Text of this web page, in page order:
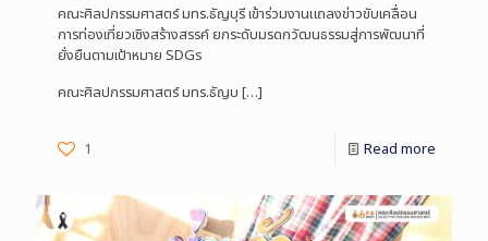
คณะศิลปกรรมศาสตร์ มทร.ธัญบุรี เข้าร่วมงานแถลงข่าวขับเคลื่อน
การท่องเที่ยวเชิงสร้างสรรค์ ยกระดับมรดกวัฒนธรรมสู่การพัฒนาที่
ยั่งยืนตามเป้าหมาย SDGs
คณะศิลปกรรมศาสตร์ มทร.ธัญบ […]
1 Read more